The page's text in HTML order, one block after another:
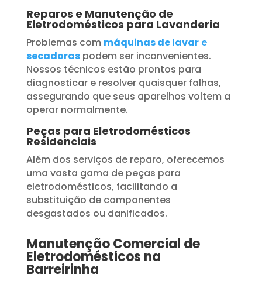
Reparos e Manutenção de
Eletrodomésticos para Lavanderia
Problemas com máquinas de lavare
secadoraspodem ser inconvenientes.
Nossos técnicos estão prontos para
diagnosticar e resolver quaisquer falhas,
assegurando que seus aparelhos voltem a
operar normalmente.
Peças para Eletrodomésticos
Residenciais
Além dos serviços de reparo, oferecemos
uma vasta gama de peças para
eletrodomésticos, facilitando a
substituição de componentes
desgastados ou danificados.
Manutenção Comercial de
Eletrodomésticos na
Barreirinha